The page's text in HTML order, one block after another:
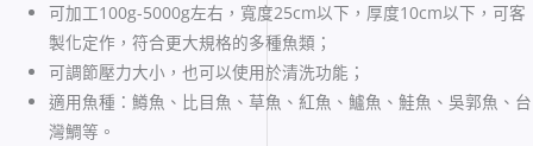
可加工100g-5000g左右，寬度25cm以下，厚度10cm以下，可客
製化定作，符合更大規格的多種魚類；
可調節壓力大小，也可以使用於清洗功能；
適用魚種：鱒魚、比目魚、草魚、紅魚、鱸魚、鮭魚、吳郭魚、台
灣鯛等。